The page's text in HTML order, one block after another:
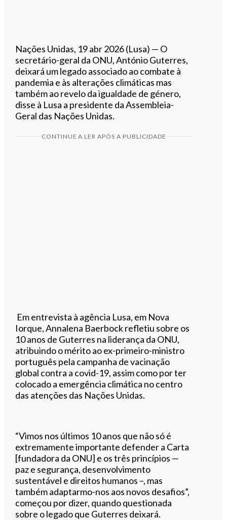
Nações Unidas, 19 abr 2026 (Lusa) — O
secretário-geral da ONU, António Guterres,
deixará um legado associado ao combate à
pandemia e às alterações climáticas mas
também ao revelo da igualdade de género,
disse à Lusa a presidente da Assembleia-
Geral das Nações Unidas.
CONTINUE A LER APÓS A PUBLICIDADE
Em entrevista à agência Lusa, em Nova
Iorque, Annalena Baerbock refletiu sobre os
10 anos de Guterres na liderança da ONU,
atribuindo o mérito ao ex-primeiro-ministro
português pela campanha de vacinação
global contra a covid-19, assim como por ter
colocado a emergência climática no centro
das atenções das Nações Unidas.
“Vimos nos últimos 10 anos que não só é
extremamente importante defender a Carta
[fundadora da ONU] e os três princípios —
paz e segurança, desenvolvimento
sustentável e direitos humanos –, mas
também adaptarmo-nos aos novos desafios”,
começou por dizer, quando questionada
sobre o legado que Guterres deixará.